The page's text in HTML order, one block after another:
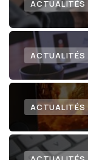
ACTUALITÉS
ACTUALITÉS